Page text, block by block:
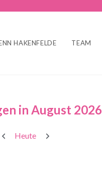
HAKENFELDE TEAM
in August 2026
Zurück
Heute Weiter